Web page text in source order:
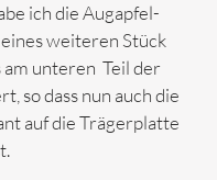
ich die Augapfel-
weiteren Stück
unteren  Teil der
so dass nun auch die
auf die Trägerplatte